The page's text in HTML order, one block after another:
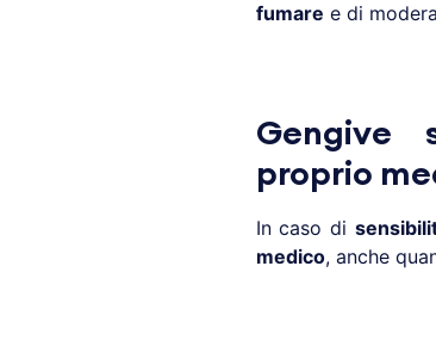
fumare e di
Gengive
proprio
In caso di
medico, anche